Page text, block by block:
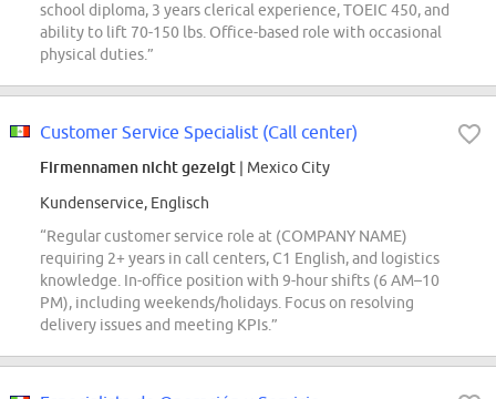
school diploma, 3 years clerical experience, TOEIC 450, and
ability to lift 70-150 lbs. Office-based role with occasional
physical duties.”
Customer Service Specialist (Call center)
Firmennamen nicht gezeigt | Mexico City
Kundenservice, Englisch
“Regular customer service role at (COMPANY NAME)
requiring 2+ years in call centers, C1 English, and logistics
knowledge. In-office position with 9-hour shifts (6 AM–10
PM), including weekends/holidays. Focus on resolving
delivery issues and meeting KPIs.”